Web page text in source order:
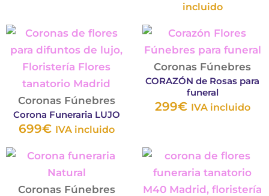
pueden
de
producto
incluidose
pueden
elegir
en
la
de
Coronas Fúnebres
Corona Funeraria LUJO
699€ IVA incluido
Este
producto
múltiples
variantes.
Las
opciones
pueden
elegir
Coronas Fúnebres
CORAZÓN de Rosas para
funeral
299€ IVA incluido
Coronas Fúnebres
Este
producto
tiene